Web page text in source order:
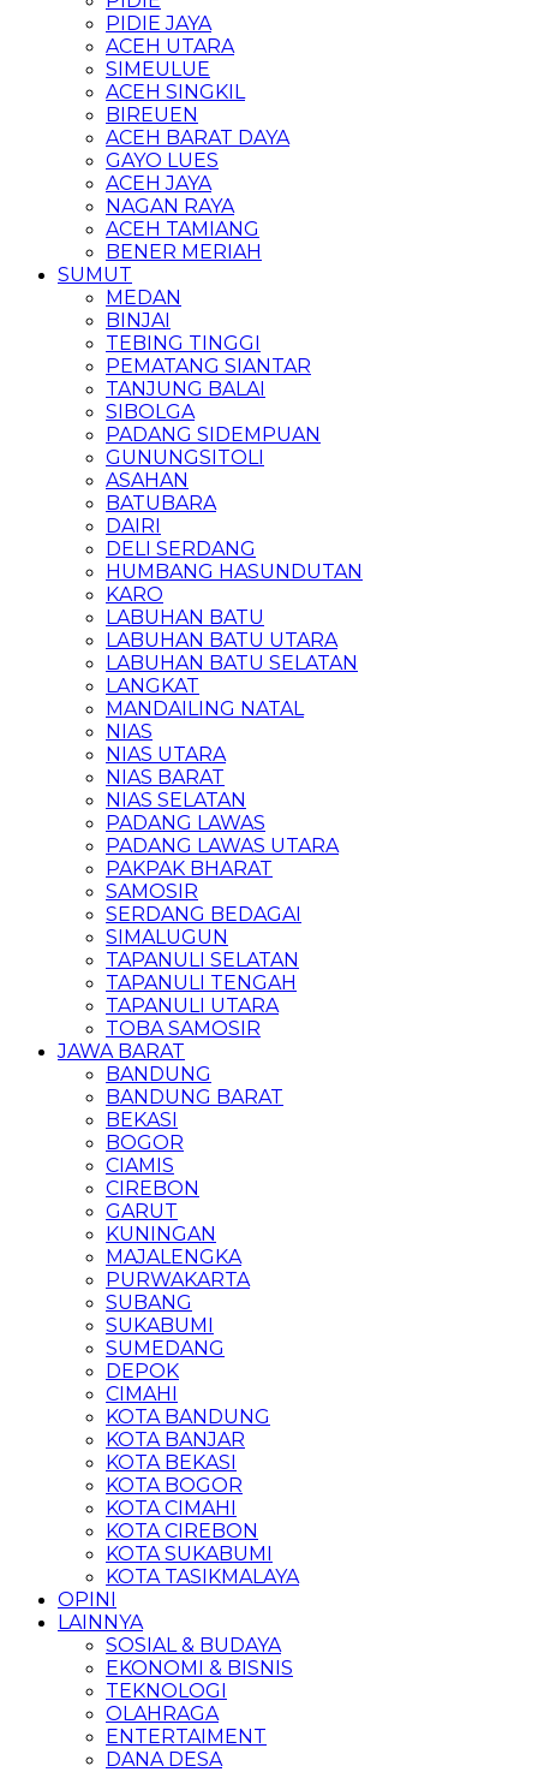
PIDIE JAYA
ACEH UTARA
SIMEULUE
ACEH SINGKIL
BIREUEN
ACEH BARAT DAYA
GAYO LUES
ACEH JAYA
NAGAN RAYA
ACEH TAMIANG
BENER MERIAH
SUMUT
MEDAN
BINJAI
TEBING TINGGI
PEMATANG SIANTAR
TANJUNG BALAI
SIBOLGA
PADANG SIDEMPUAN
GUNUNGSITOLI
ASAHAN
BATUBARA
DAIRI
DELI SERDANG
HUMBANG HASUNDUTAN
KARO
LABUHAN BATU
LABUHAN BATU UTARA
LABUHAN BATU SELATAN
LANGKAT
MANDAILING NATAL
NIAS
NIAS UTARA
NIAS BARAT
NIAS SELATAN
PADANG LAWAS
PADANG LAWAS UTARA
PAKPAK BHARAT
SAMOSIR
SERDANG BEDAGAI
SIMALUGUN
TAPANULI SELATAN
TAPANULI TENGAH
TAPANULI UTARA
TOBA SAMOSIR
JAWA BARAT
BANDUNG
BANDUNG BARAT
BEKASI
BOGOR
CIAMIS
CIREBON
GARUT
KUNINGAN
MAJALENGKA
PURWAKARTA
SUBANG
SUKABUMI
SUMEDANG
DEPOK
CIMAHI
KOTA BANDUNG
KOTA BANJAR
KOTA BEKASI
KOTA BOGOR
KOTA CIMAHI
KOTA CIREBON
KOTA SUKABUMI
KOTA TASIKMALAYA
OPINI
LAINNYA
SOSIAL & BUDAYA
EKONOMI & BISNIS
TEKNOLOGI
OLAHRAGA
ENTERTAIMENT
DANA DESA